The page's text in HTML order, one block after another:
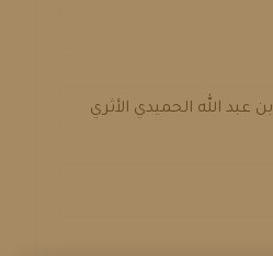
عبد الله الحميدي الأثري